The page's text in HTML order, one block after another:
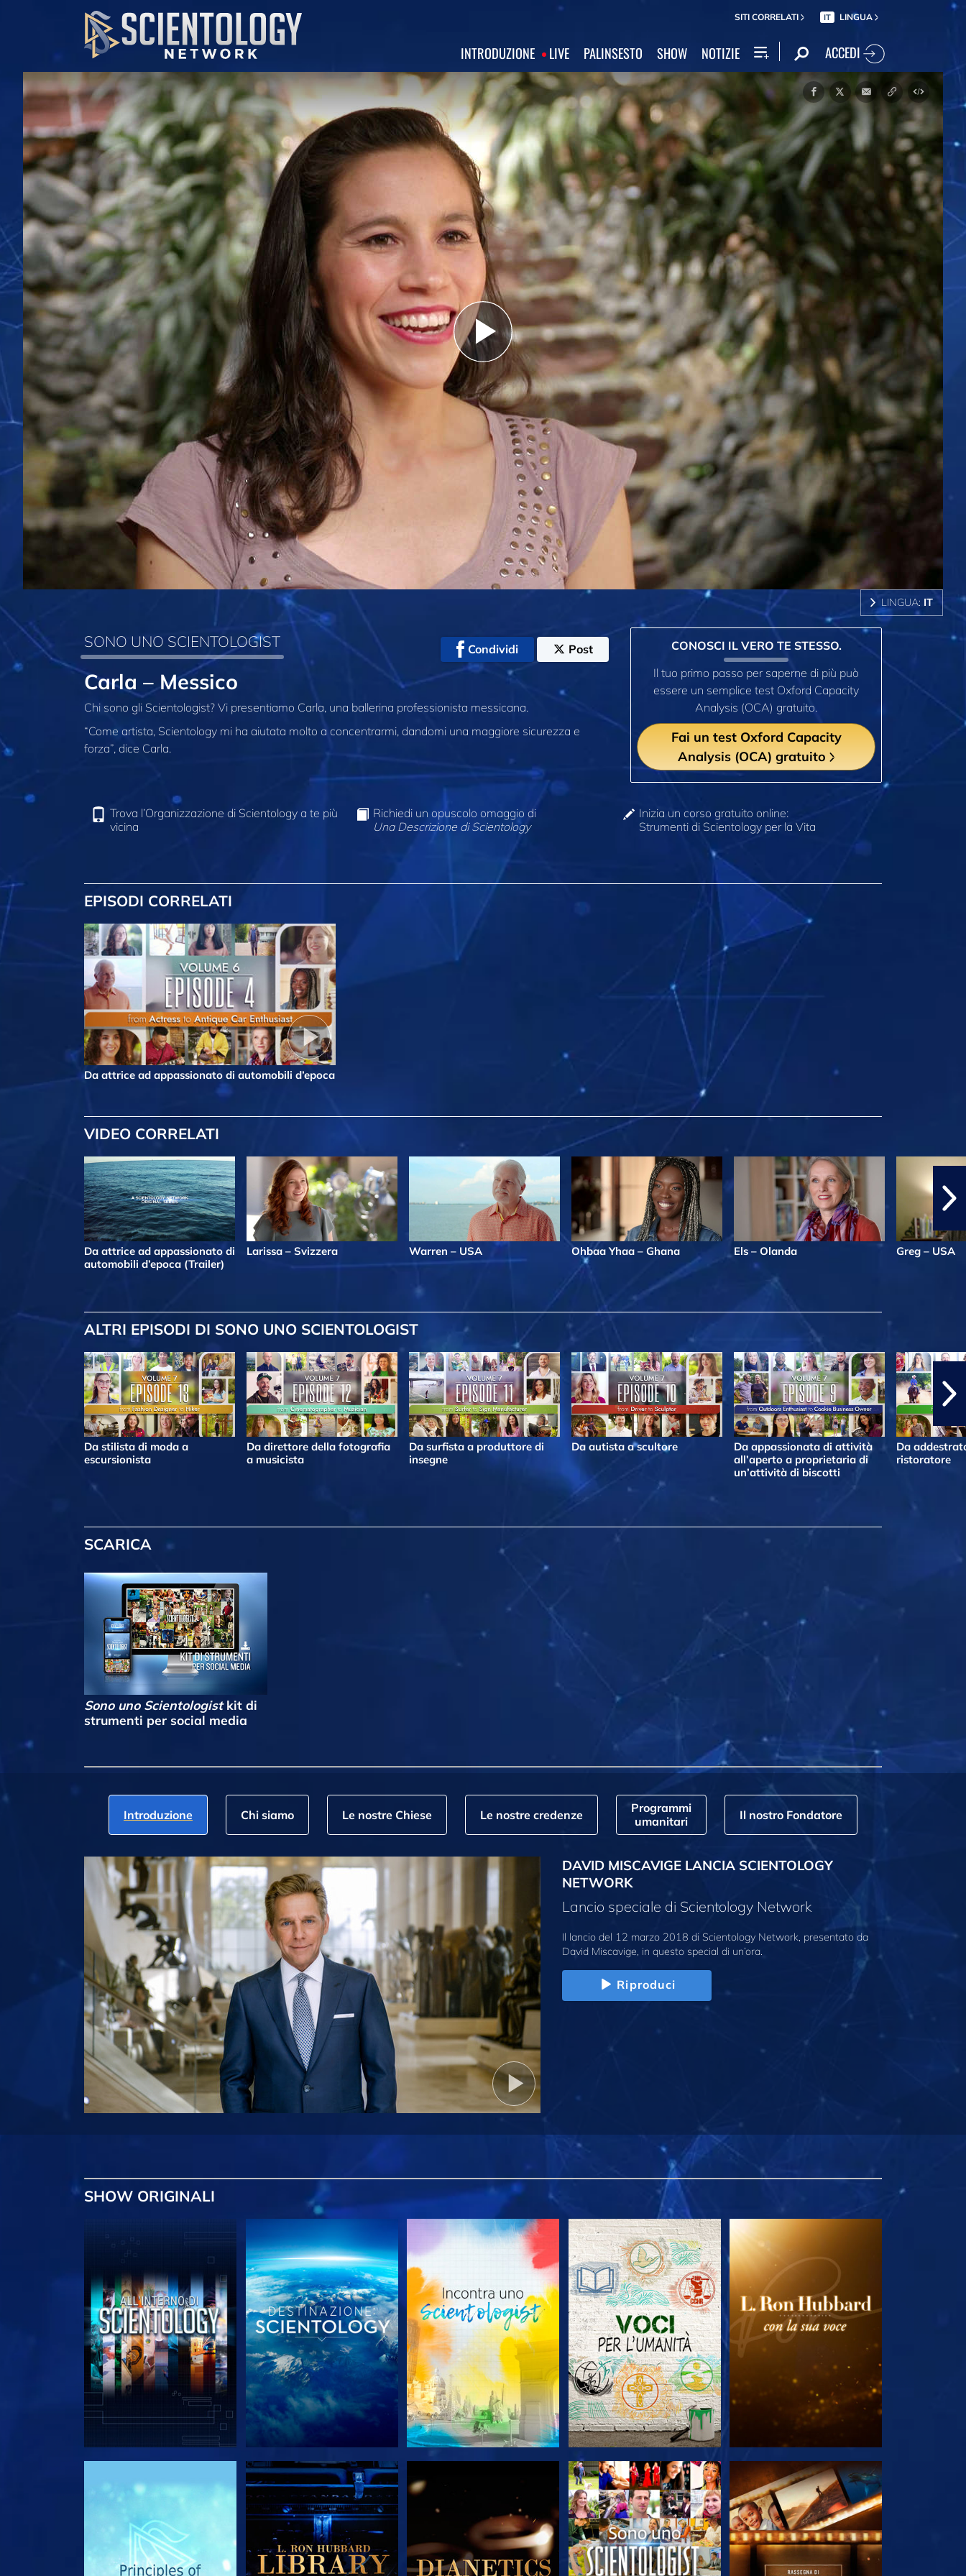
SITI CORRELATI IT LINGUA
INTRODUZIONE LIVE PALINSESTO SHOW NOTIZIE ACCEDI
Play
Video
LINGUA: IT
SONO UNO SCIENTOLOGIST Condividi Post
Carla – Messico
Chi sono gli Scientologist? Vi presentiamo Carla, una ballerina professionista messicana.
“Come artista, Scientology mi ha aiutata molto a concentrarmi, dandomi una maggiore sicurezza e
forza”, dice Carla.
CONOSCI IL VERO TE STESSO.
Il tuo primo passo per saperne di più può
essere un semplice test Oxford Capacity
Analysis (OCA) gratuito.
Fai un test Oxford Capacity
Analysis (OCA) gratuito
Trova l’Organizzazione di Scientology a te più
vicina
Richiedi un opuscolo omaggio di
Una Descrizione di Scientology
Inizia un corso gratuito online:
Strumenti di Scientology per la Vita
EPISODI CORRELATI
Da attrice ad appassionato di automobili d’epoca
VIDEO CORRELATI
Da attrice ad appassionato di
automobili d’epoca (Trailer)
Larissa – Svizzera Warren – USA Ohbaa Yhaa – Ghana Els – Olanda Greg – USA
ALTRI EPISODI DI SONO UNO SCIENTOLOGIST
Da stilista di moda a
escursionista
Da direttore della fotografia
a musicista
Da surfista a produttore di
insegne
Da autista a scultore
Da appassionata di attività
all’aperto a proprietaria di
un’attività di biscotti
Da
ristoratore
SCARICA
Sono uno Scientologistkit di
strumenti per social media
Introduzione Chi siamo Le nostre Chiese Le nostre credenze
Programmi
umanitari
Il nostro Fondatore
DAVID MISCAVIGE LANCIA SCIENTOLOGY
NETWORK
Lancio speciale di Scientology Network
Il lancio del 12 marzo 2018 di Scientology Network, presentato da
David Miscavige, in questo special di un’ora.
Riproduci
SHOW ORIGINALI
ESPLORA LE SERIE ESPLORA LE SERIE ESPLORA LE SERIE ESPLORA LE SERIE ESPLORA LE SERIE